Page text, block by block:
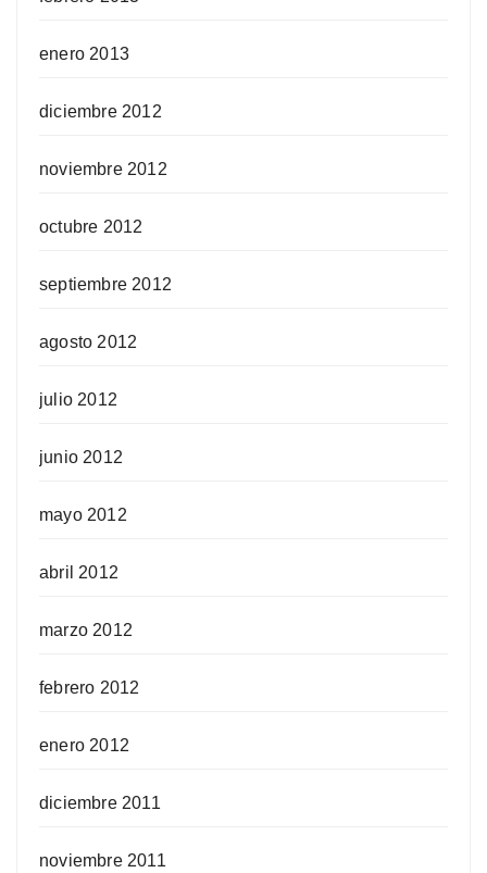
enero 2013
diciembre 2012
noviembre 2012
octubre 2012
septiembre 2012
agosto 2012
julio 2012
junio 2012
mayo 2012
abril 2012
marzo 2012
febrero 2012
enero 2012
diciembre 2011
noviembre 2011